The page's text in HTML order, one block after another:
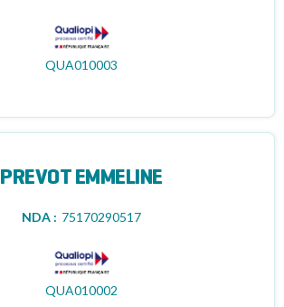
QUA010003
PREVOT EMMELINE
NDA : 75170290517
QUA010002